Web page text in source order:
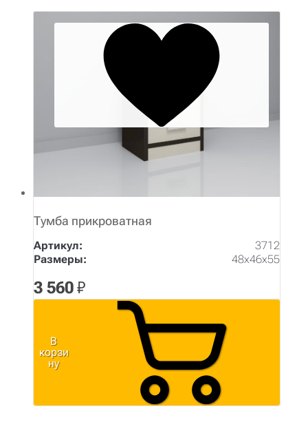
Тумба прикроватная
Артикул:
3712
Размеры:
48х46х55
3 560₽
В
корзи
ну